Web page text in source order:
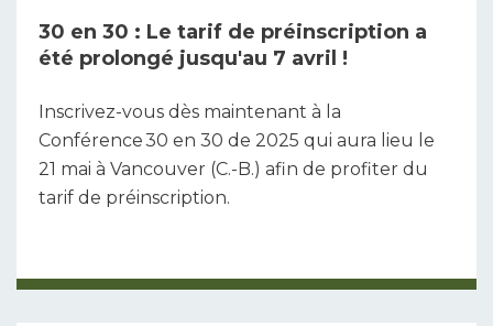
30 en 30 : Le tarif de préinscription a
été prolongé jusqu'au 7 avril !
Inscrivez-vous dès maintenant à la
Conférence 30 en 30 de 2025 qui aura lieu le
21 mai à Vancouver (C.-B.) afin de profiter du
tarif de préinscription.